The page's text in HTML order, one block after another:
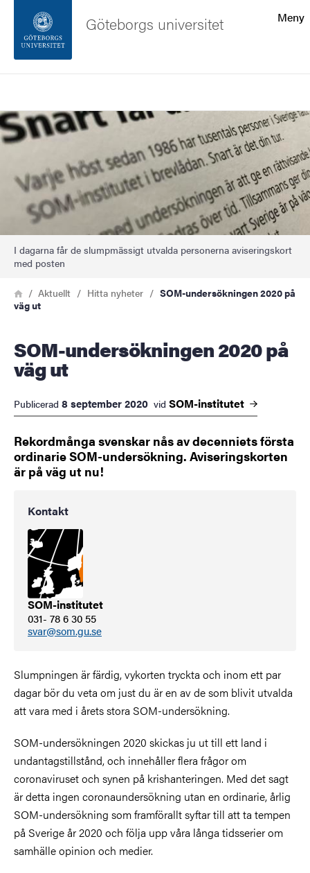
Sidfoten
Om webbplatsen
Meny
Göteborgs universitet
Bild
I dagarna får de slumpmässigt utvalda personerna aviseringskort
med posten
Länkstig
HemAktuellt Hitta nyheter
SOM-undersökningen 2020 på
väg ut
SOM-undersökningen 2020 på
väg ut
Publicerad 8 september 2020 vid SOM-institutet
Rekordmånga svenskar nås av decenniets första
ordinarie SOM-undersökning. Aviseringskorten
är på väg ut nu!
Kontakt
SOM-institutet
031- 78 6 30 55
svar@som.gu.se
Slumpningen är färdig, vykorten tryckta och inom ett par
dagar bör du veta om just du är en av de som blivit utvalda
att vara med i årets stora SOM-undersökning.
SOM-undersökningen 2020 skickas ju ut till ett land i
undantagstillstånd, och innehåller flera frågor om
coronaviruset och synen på krishanteringen. Med det sagt
är detta ingen coronaundersökning utan en ordinarie, årlig
SOM-undersökning som framförallt syftar till att ta tempen
på Sverige år 2020 och följa upp våra långa tidsserier om
samhälle opinion och medier.